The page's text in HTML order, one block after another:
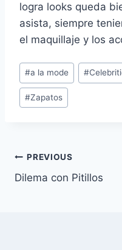
logra looks queda
asista, siempre
el maquillaje y los
Post
Tags:
#a la mode #
#Zapatos
Navegación
de
PREVIOUS
Dilema con Pitillos